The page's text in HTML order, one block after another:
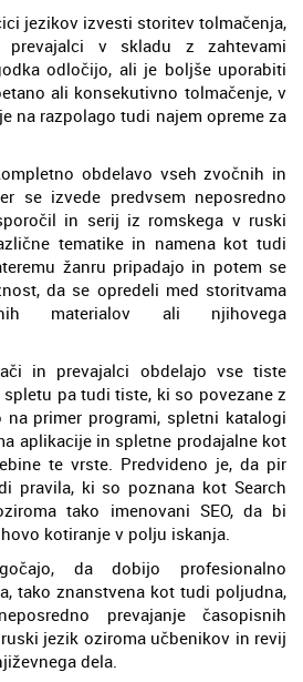
jezikov izvesti storitev tolmačenja,
v skladu z zahtevami
odločijo, ali je boljše uporabiti
ali konsekutivno tolmačenje, v
na razpolago tudi najem opreme za
obdelavo vseh zvočnih in
se izvede predvsem neposredno
in serij iz romskega v ruski
tematike in namena kot tudi
žanru pripadajo in potem se
da se opredeli med storitvama
materialov ali njihovega
in prevajalci obdelajo vse tiste
pa tudi tiste, ki so povezane z
primer programi, spletni katalogi
aplikacije in spletne prodajalne kot
te vrste. Predvideno je, da pir
pravila, ki so poznana kot Search
tako imenovani SEO, da bi
kotiranje v polju iskanja.
da dobijo profesionalno
tako znanstvena kot tudi poljudna,
prevajanje časopisnih
jezik oziroma učbenikov in revij
dela.